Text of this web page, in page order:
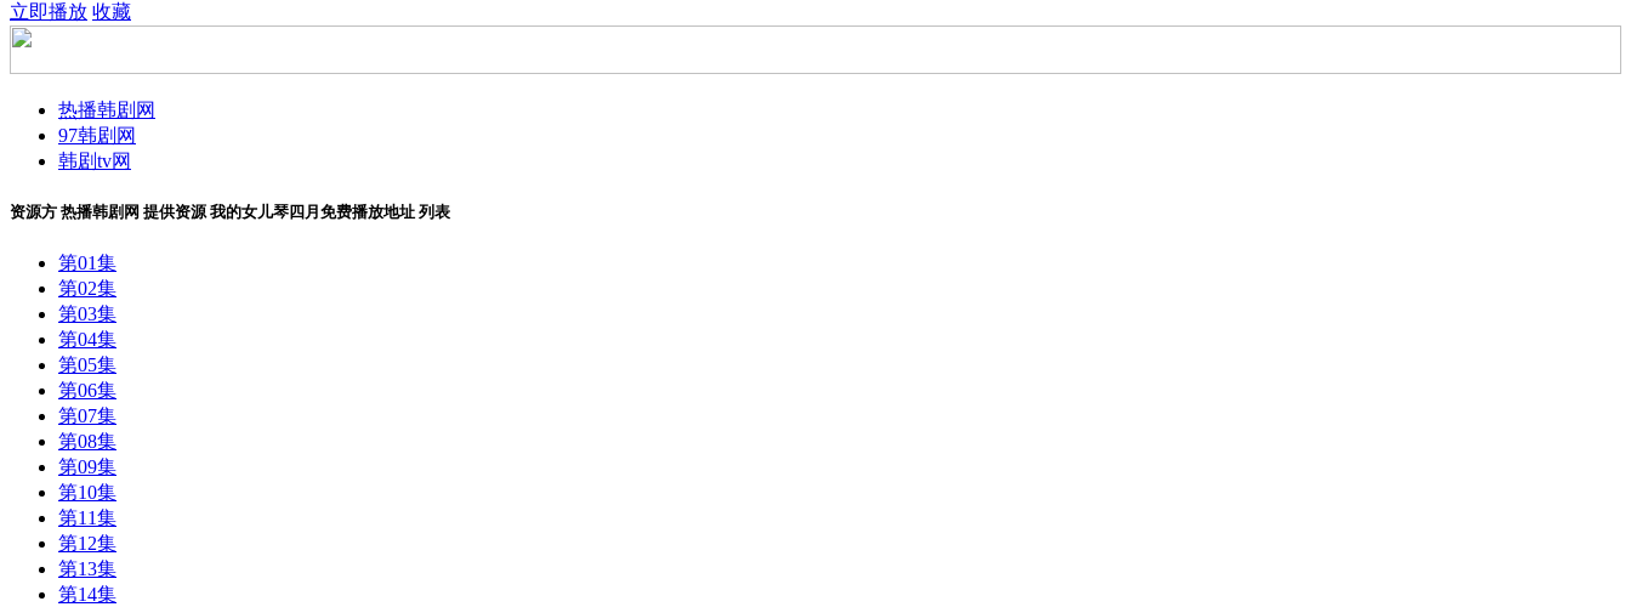
立即播放 收藏
热播韩剧网
97韩剧网
韩剧tv网
资源方 热播韩剧网 提供资源我的女儿琴四月免费播放地址 列表
第01集
第02集
第03集
第04集
第05集
第06集
第07集
第08集
第09集
第10集
第11集
第12集
第13集
第14集